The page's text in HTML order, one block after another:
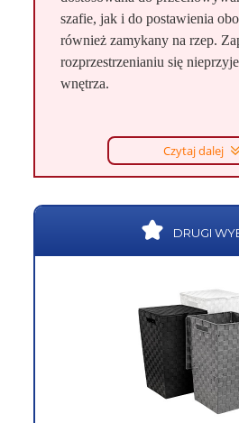
szafie, jak i do postawienia
również zamykany na rzep.
rozprzestrzenianiu się
wnętrza.
Czytaj dalej
DRUGI